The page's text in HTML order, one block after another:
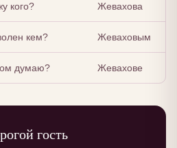
кого? Жевахова
кем? Жеваховым
думаю? Жевахове
гость